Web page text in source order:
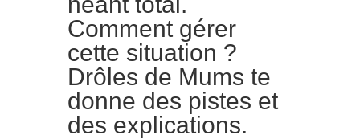
Comment gérer
cette situation ?
Drôles de Mums te
donne des pistes et
des explications.